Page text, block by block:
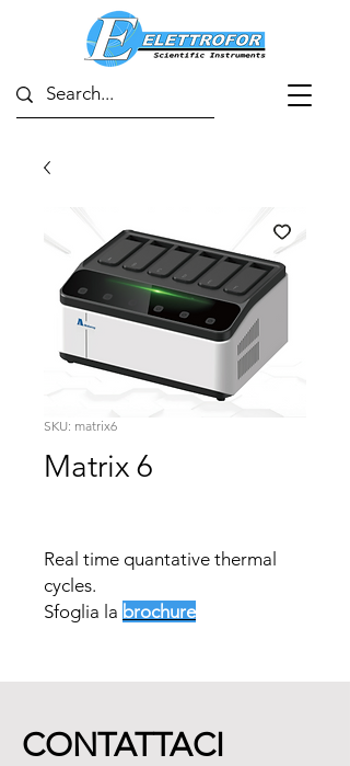
SKU: matrix6
Matrix 6
Real time quantative thermal
cycles.
Sfoglia la brochure
CONTATTACI